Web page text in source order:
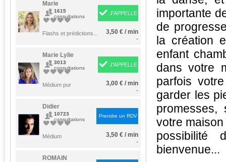
Marie
1615
consultations
Flashs et prédictions...
J'APPELLE
3,50 € / min
-
Marie Lylie
3013
consultations
Médium pur
J'APPELLE
3,00 € / min
-
Didier
10723
consultations
Médium
Prendre un RDV
3,50 € / min
-
ROMAIN
importante
de
la création
enfant
dans votre
parfois
garder les
promesses,
votre
possibilité
bienvenue...